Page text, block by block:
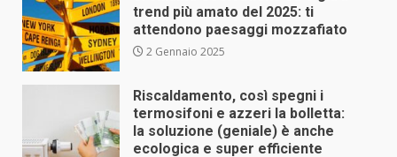
trend più amato del 2025: ti
attendono paesaggi mozzafiato
2 Gennaio 2025
Riscaldamento, così spegni i
termosifoni e azzeri la bolletta:
la soluzione (geniale) è anche
ecologica e super efficiente